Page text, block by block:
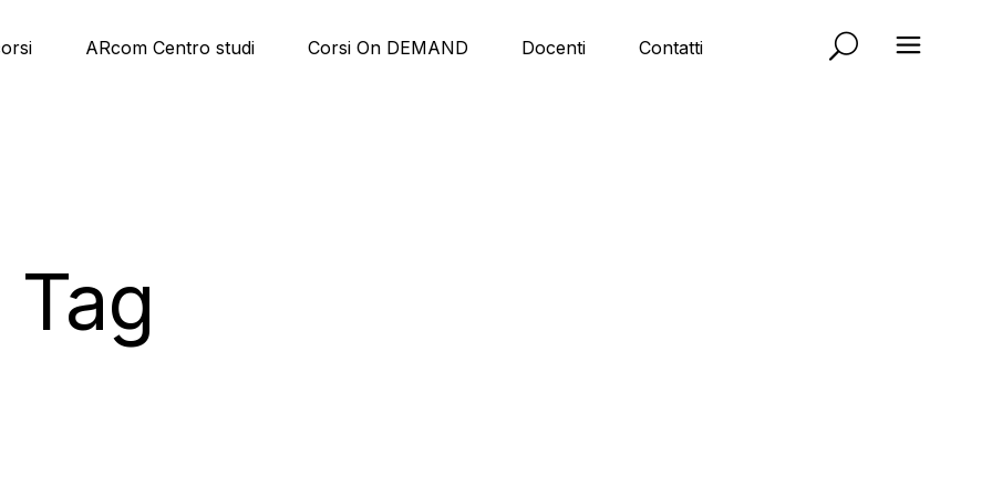
ARcom Centro studi Corsi On DEMAND Docenti Contatti